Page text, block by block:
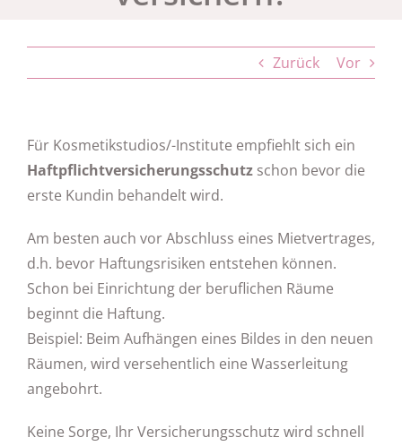
Zurück Vor
Für Kosmetikstudios/-Institute empfiehlt sich ein
Haftpflichtversicherungsschutz schon bevor die
erste Kundin behandelt wird.
Am besten auch vor Abschluss eines Mietvertrages,
d.h. bevor Haftungsrisiken entstehen können.
Schon bei Einrichtung der beruflichen Räume
beginnt die Haftung.
Beispiel: Beim Aufhängen eines Bildes in den neuen
Räumen, wird versehentlich eine Wasserleitung
angebohrt.
Keine Sorge, Ihr Versicherungsschutz wird schnell